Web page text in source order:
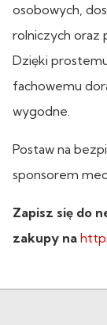
osobowych,
rolniczych oraz
Dzięki
fachowemu
wygodne.
Postaw na
sponsorem
Zapisz się do
zakupy na